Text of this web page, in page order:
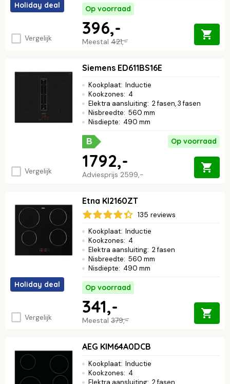
Holiday deal
Vergelijk
Op voorraad
Meestal 421,-
396,-
Vergelijk
Siemens ED611BS16E
Kookplaat: Inductie
Kookzones: 4
Elektra aansluiting: 2 fasen, 3 fasen
Nisbreedte: 560 mm
Nisdiepte: 490 mm
B Op voorraad
Adviesprijs 2599,-
1792,-
Holiday deal
Vergelijk
Etna KI2160ZT
135 reviews
Kookplaat: Inductie
Kookzones: 4
Elektra aansluiting: 2 fasen
Nisbreedte: 560 mm
Nisdiepte: 490 mm
Op voorraad
Meestal 379,-
341,-
AEG KIM64A0DCB
Kookplaat: Inductie
Kookzones: 4
Elektra aansluiting: 2 fasen